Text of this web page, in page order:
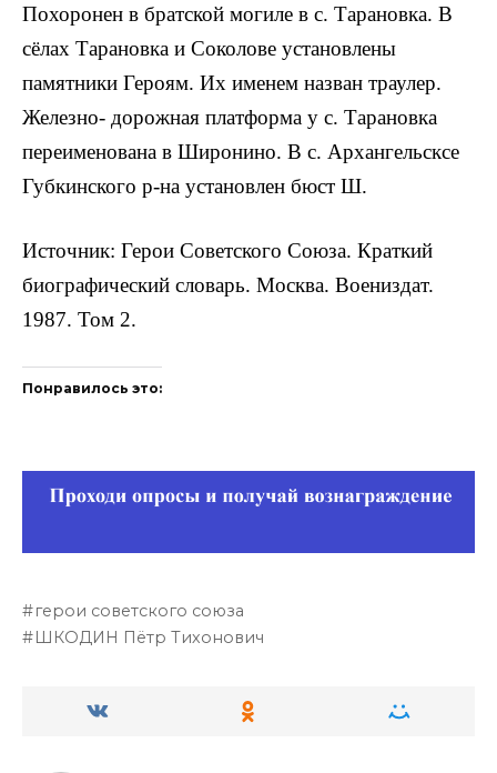
Похоронен в братской могиле в с. Та­рановка. В
сёлах Тарановка и Соколове установлены
памятники Героям. Их име­нем назван траулер.
Железно- дорожная платформа у с. Тарановка
переименована в Широнино. В с. Архангельсксе
Губкинского р-на установлен бюст Ш.
Источник: Герои Советского Союза. Краткий
биографический словарь. Москва. Воениздат.
1987. Том 2.
Понравилось это:
герои советского союза
ШКОДИН Пётр Тихонович